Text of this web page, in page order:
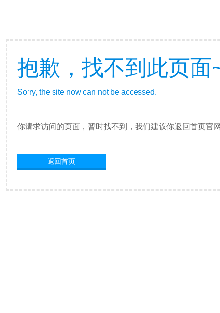
抱歉，找不到此页面
Sorry, the site now can not be accessed.
你请求访问的页面，暂时找不到，我们建议你返回首页官
返回首页